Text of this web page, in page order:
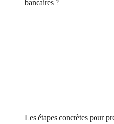
bancaires ?
Les étapes concrètes pour